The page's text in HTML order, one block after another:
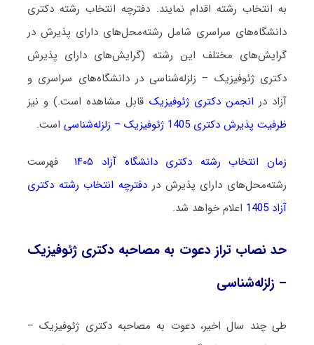
به انتخاب رشته اقدام نمایند. دفترچه انتخاب رشته دکتری
دانشگاه‌های سراسری شامل رشته‌محل‌های دارای پذیرش در
گرایش‌های مختلف این رشته (گرایش‌های دارای پذیرش
دکتری ژئوفیزیک – زلزله‌شناسی در دانشگاه‌های سراسری و
آزاد در انجمن دکتری ژئوفیزیک قابل مشاهده است.) و نیز
ظرفیت پذیرش دکتری 1405 ژئوفیزیک – زلزله‌شناسی
است.
زمان انتخاب رشته دکتری دانشگاه آزاد ۱۴۰۵
فهرست
رشته‌محل‌های دارای پذیرش در دفترچه انتخاب رشته دکتری
آزاد 1405
اعلام خواهد شد.
حد نصاب تراز دعوت به مصاحبه دکتری ژئوفیزیک
– زلزله‌شناسی
طی چند سال اخیر، دعوت به مصاحبه دکتری ژئوفیزیک –